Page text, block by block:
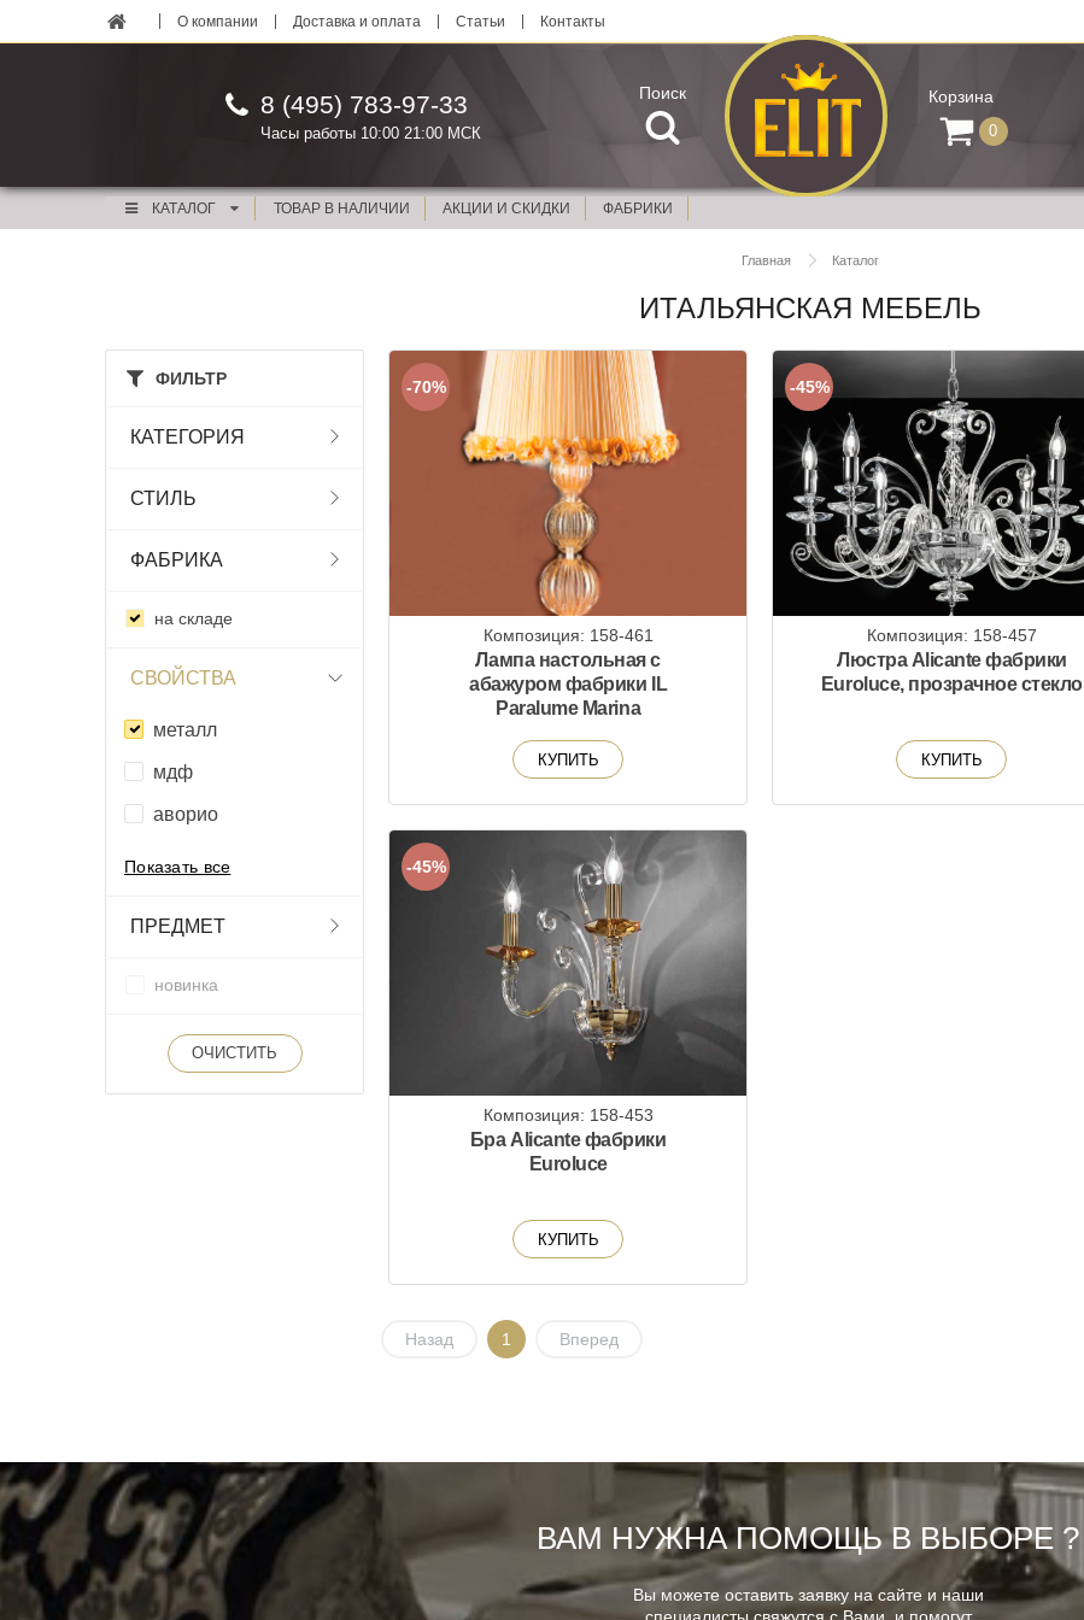
О компании Доставка и оплата Статьи Контакты
8 (495) 783-97-33
Часы работы 10:00 21:00 МСК
Поиск Корзина
0
КАТАЛОГ ТОВАР В НАЛИЧИИ АКЦИИ И СКИДКИ ФАБРИКИ
Главная Каталог
ИТАЛЬЯНСКАЯ МЕБЕЛЬ
ФИЛЬТР
КАТЕГОРИЯ
СТИЛЬ
ФАБРИКА
на складе
СВОЙСТВА
металл
мдф
аворио
Показать все
ПРЕДМЕТ
новинка
ОЧИСТИТЬ
-70%
Композиция: 158-461
Лампа настольная с
абажуром фабрики IL
Paralume Marina
КУПИТЬ
-45%
Композиция: 158-457
Люстра Alicante фабрики
Euroluce, прозрачное стекло
КУПИТЬ
-45%
Композиция: 158-453
Бра Alicante фабрики
Euroluce
КУПИТЬ
Назад 1 Вперед
ВАМ НУЖНА ПОМОЩЬ В ВЫБОРЕ ?
Вы можете оставить заявку на сайте и наши